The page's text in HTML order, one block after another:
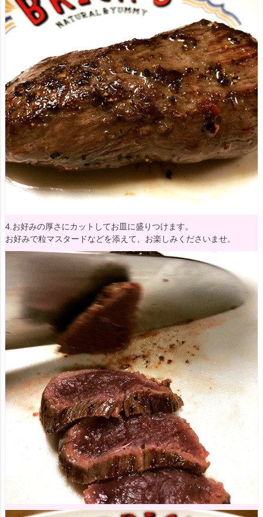
4.お好みの厚さにカットしてお皿に盛りつけます。
お好みで粒マスタードなどを添えて、お楽しみくださいませ。